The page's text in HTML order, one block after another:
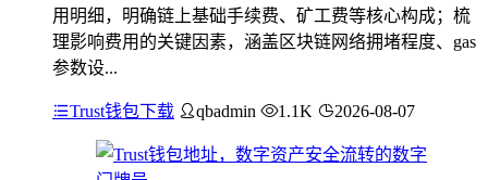
用明细，明确链上基础手续费、矿工费等核心构成；梳
理影响费用的关键因素，涵盖区块链网络拥堵程度、gas
参数设...
Trust钱包下载 qbadmin 1.1K 2026-08-07